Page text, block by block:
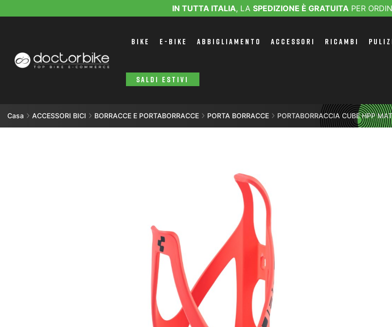
IN TUTTA ITALIA, LA SPEDIZIONE È GRATUITAPER
BIKE E-BIKE ABBIGLIAMENTO ACCESSORI RICAMBI
SALDI ESTIVI
Casa ACCESSORI BICI BORRACCE E PORTABORRACCE PORTA BORRACCE PORTABORRACCIA CUBE HPP